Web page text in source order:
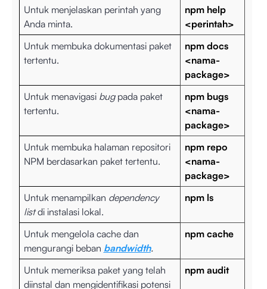
Untuk menjelaskan perintah yang
Anda minta.
npm help
<perintah>
Untuk membuka dokumentasi paket
tertentu.
npm docs
<nama-
package>
Untuk menavigasi bug pada paket
tertentu.
npm bugs
<nama-
package>
Untuk membuka halaman repositori
NPM berdasarkan paket tertentu.
npm repo
<nama-
package>
Untuk menampilkan dependency
listdi instalasi lokal.
npm ls
Untuk mengelola cache dan
mengurangi beban bandwidth.
npm cache
Untuk memeriksa paket yang telah
diinstal dan mengidentifikasi potensi
npm audit